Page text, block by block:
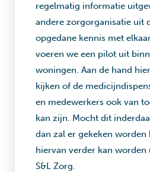
regelmatig informatie
andere zorgorganisatie uit
opgedane kennis met
voeren we een pilot uit
woningen. Aan de hand
kijken of de
en medewerkers ook van
kan zijn. Mocht dit
dan zal er gekeken worden
hiervan verder kan
S&L Zorg.